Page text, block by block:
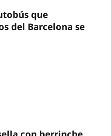
que
del Barcelona se